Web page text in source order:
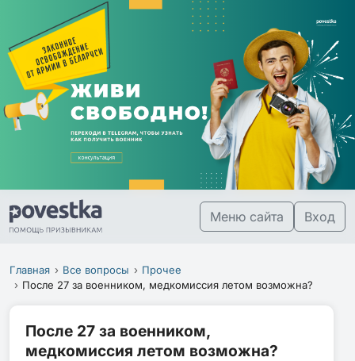
Меню сайта Вход
Главная Все вопросы
Прочее
После 27 за военником, медкомиссия летом возможна?
После 27 за военником,
медкомиссия летом возможна?